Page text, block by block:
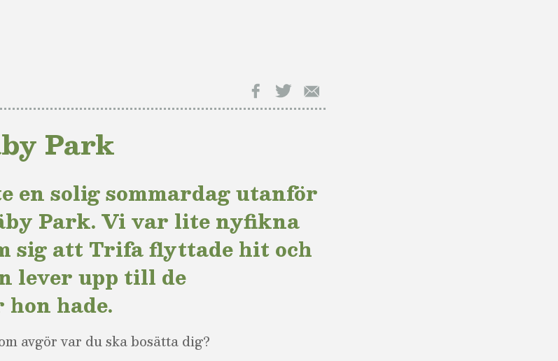
FacebookTwitter
E-
post
Park
en solig sommardag utanför
Park. Vi var lite nyfikna
sig att Trifa flyttade hit och
lever upp till de
hade.
avgör var du ska bosätta dig?